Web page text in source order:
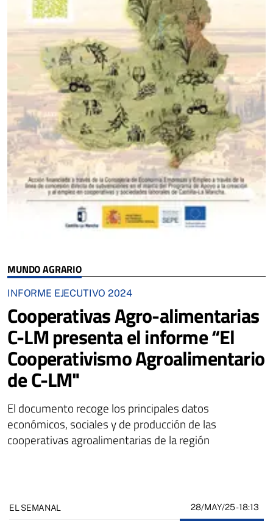
MUNDO AGRARIO
INFORME EJECUTIVO 2024
Cooperativas Agro-alimentarias
C-LM presenta el informe “El
Cooperativismo Agroalimentario
de C-LM"
El documento recoge los principales datos
económicos, sociales y de producción de las
cooperativas agroalimentarias de la región
EL SEMANAL 28/MAY/25- 18:13